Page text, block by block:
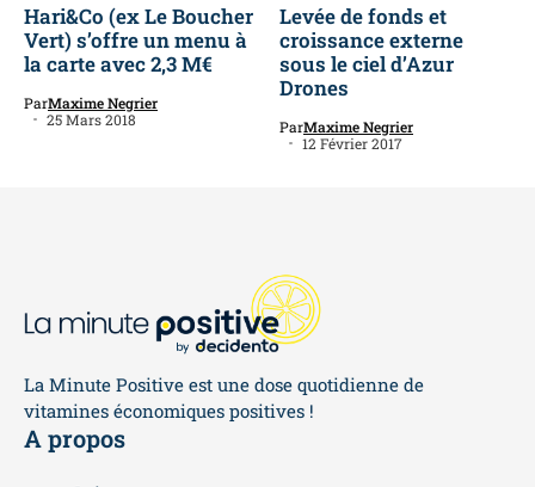
Hari&Co (ex Le Boucher
Vert) s’offre un menu à
la carte avec 2,3 M€
ParMaxime Negrier
25 Mars 2018
Levée de fonds et
croissance externe
sous le ciel d’Azur
Drones
ParMaxime Negrier
12 Février 2017
La Minute Positive est une dose quotidienne de
vitamines économiques positives !
A propos